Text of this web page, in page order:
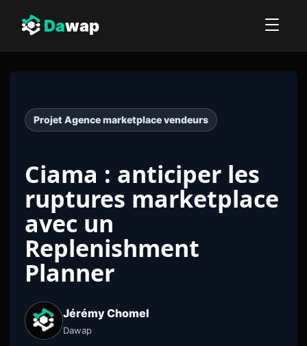
Dawap
Projet Agence marketplace vendeurs
Ciama : anticiper les
ruptures marketplace
avec un
Replenishment
Planner
Jérémy Chomel
Dawap